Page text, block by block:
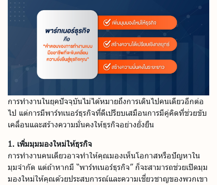
การทำงานในยุคปัจจุบันไม่ได้หมายถึงการเดินไปคนเดียวอีกต่อ
ไป แต่การมีพาร์ทเนอร์ธุรกิจที่ดีเปรียบเสมือนการมีคู่คิดที่ช่วยขับ
เคลื่อนและสร้างความมั่นคงให้ธุรกิจอย่างยั่งยืน
1. เพิ่มมุมมองใหม่ให้ธุรกิจ
การทำงานคนเดียวอาจทำให้คุณมองเห็นโอกาสหรือปัญหาใน
มุมจำกัด แต่ถ้าหากมี “พาร์ทเนอร์ธุรกิจ” ก็จะสามารถช่วยเปิดมุม
มองใหม่ให้คุณด้วยประสบการณ์และความเชี่ยวชาญของพวกเขา